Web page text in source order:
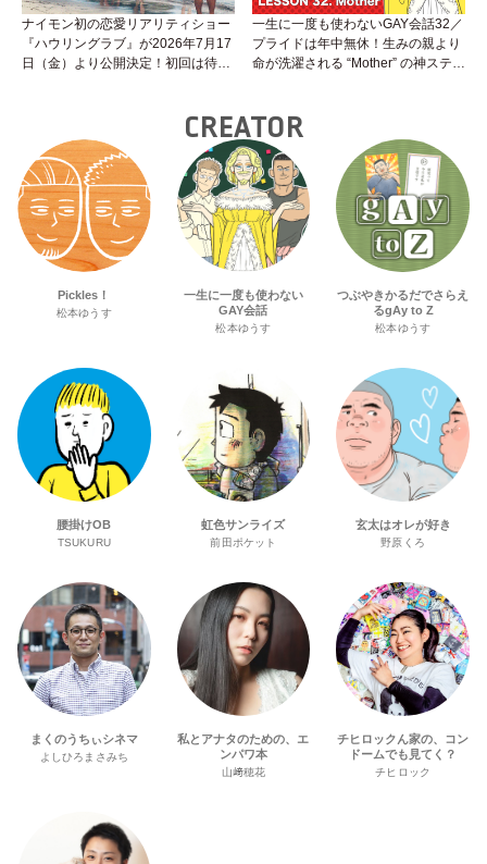
ナイモン初の恋愛リアリティショー
『ハウリングラブ』が2026年7月17
日（金）より公開決定！初回は待望
一生に一度も使わないGAY会話32／
プライドは年中無休！生みの親より
命が洗濯される “Mother” の神ステー
CREATOR
Pickles！
松本ゆうす
一生に一度も使わない
GAY会話
松本ゆうす
つぶやきかるだでさらえ
るgAy to Z
松本ゆうす
腰掛けOB
TSUKURU
虹色サンライズ
前田ポケット
玄太はオレが好き
野原くろ
まくのうちぃシネマ
よしひろまさみち
私とアナタのための、エ
ンパワ本
山﨑穂花
チヒロックん家の、コン
ドームでも見てく？
チヒロック